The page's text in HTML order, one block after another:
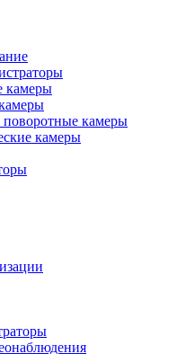
камеры
камеры
камеры